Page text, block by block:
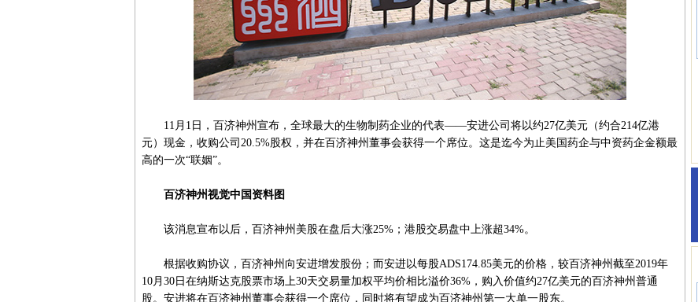
11月1日，百济神州宣布，全球最大的生物制药企业的代表——安进公司将以约27亿美元（约合214亿港
元）现金，收购公司20.5%股权，并在百济神州董事会获得一个席位。这是迄今为止美国药企与中资药企金额最
高的一次“联姻”。
百济神州视觉中国资料图
该消息宣布以后，百济神州美股在盘后大涨25%；港股交易盘中上涨超34%。
根据收购协议，百济神州向安进增发股份；而安进以每股ADS174.85美元的价格，较百济神州截至2019年
10月30日在纳斯达克股票市场上30天交易量加权平均价相比溢价36%，购入价值约27亿美元的百济神州普通
股。安进将在百济神州董事会获得一个席位，同时将有望成为百济神州第一大单一股东。